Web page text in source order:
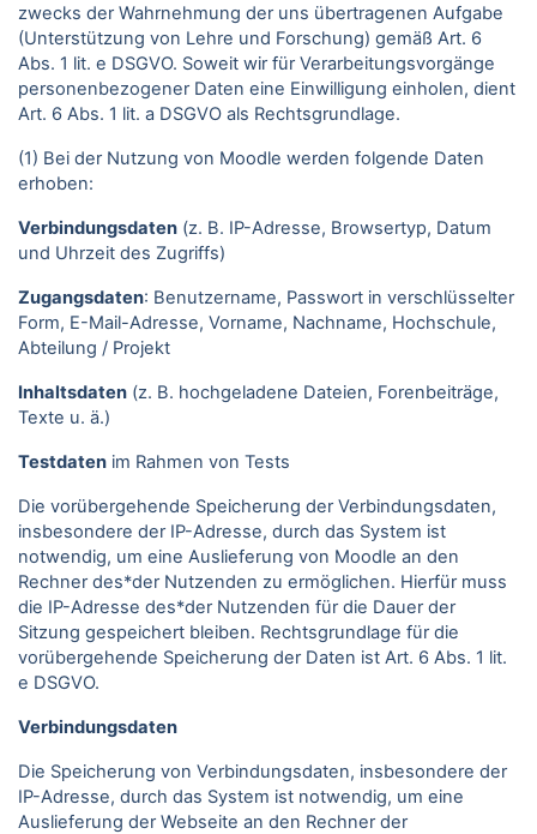
zwecks der Wahrnehmung der uns übertragenen Aufgabe
(Unterstützung von Lehre und Forschung) gemäß Art. 6
Abs. 1 lit. e DSGVO. Soweit wir für Verarbeitungsvorgänge
personenbezogener Daten eine Einwilligung einholen, dient
Art. 6 Abs. 1 lit. a DSGVO als Rechtsgrundlage.
(1) Bei der Nutzung von Moodle werden folgende Daten
erhoben:
Verbindungsdaten (z. B. IP-Adresse, Browsertyp, Datum
und Uhrzeit des Zugriffs)
Zugangsdaten: Benutzername, Passwort in verschlüsselter
Form, E-Mail-Adresse, Vorname, Nachname, Hochschule,
Abteilung / Projekt
Inhaltsdaten (z. B. hochgeladene Dateien, Forenbeiträge,
Texte u. ä.)
Testdaten im Rahmen von Tests
Die vorübergehende Speicherung der Verbindungsdaten,
insbesondere der IP-Adresse, durch das System ist
notwendig, um eine Auslieferung von Moodle an den
Rechner des*der Nutzenden zu ermöglichen. Hierfür muss
die IP-Adresse des*der Nutzenden für die Dauer der
Sitzung gespeichert bleiben. Rechtsgrundlage für die
vorübergehende Speicherung der Daten ist Art. 6 Abs. 1 lit.
e DSGVO.
Verbindungsdaten
Die Speicherung von Verbindungsdaten, insbesondere der
IP-Adresse, durch das System ist notwendig, um eine
Auslieferung der Webseite an den Rechner der